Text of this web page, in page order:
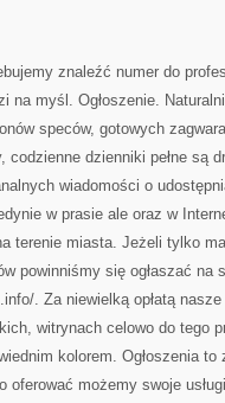
znaleźć numer do
na myśl. Ogłoszenie.
speców, gotowych
dzienniki pełne są
wiadomości o
w prasie ale oraz w
terenie miasta. Jeżeli tylko
powinniśmy się ogłaszać na
. Za niewielką opłatą
witrynach celowo do tego
kolorem. Ogłoszenia to
oferować możemy swoje